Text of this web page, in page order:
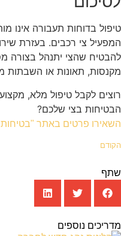
טיפול בדוחות תעבורה אינו
המפעיל צי רכבים. בעזרת
להבטיח שהצי יתנהל בצורה
מקנסות, תאונות או השבתות
רוצים לקבל טיפול מלא,
הבטיחות בצי שלכם?
השאירו פרטים באתר
הקודם
שתף
מדריכים נוספים